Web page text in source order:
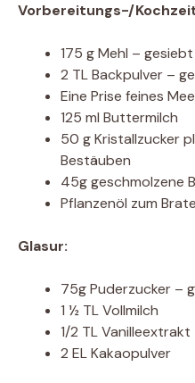
Vorbereitungs-/
175 g Mehl – ​​gesiebt
2 TL Backpulver –
Eine Prise feines
125 ml Buttermilch
50 g Kristallzucker
Bestäuben
45g geschmolzene
Pflanzenöl zum
Glasur:
75g Puderzucker –
1 ½ TL Vollmilch
1/2 TL Vanilleextrakt
2 EL Kakaopulver